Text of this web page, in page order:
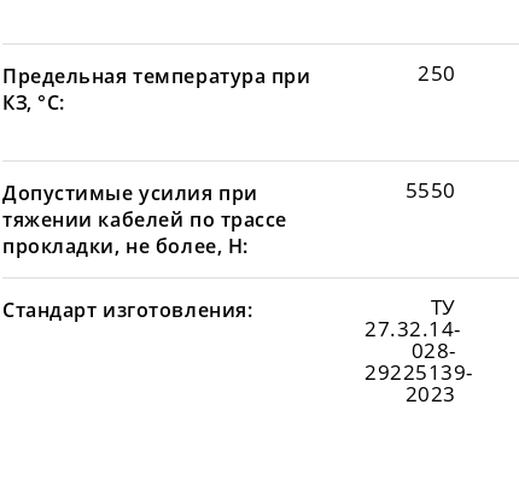
Предельная температура при
КЗ, °С:
250
Допустимые усилия при
тяжении кабелей по трассе
прокладки, не более, Н:
5550
Стандарт изготовления: ТУ
27.32.14-
028-
29225139-
2023